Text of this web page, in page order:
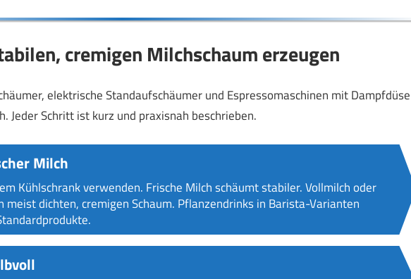
cremigen Milchschaum erzeugen
elektrische Standaufschäumer und Espressomaschinen mit
Jeder Schritt ist kurz und praxisnah beschrieben.
Milch
Kühlschrank verwenden. Frische Milch schäumt stabiler. Vollmilch oder
dichten, cremigen Schaum. Pflanzendrinks in Barista-Varianten